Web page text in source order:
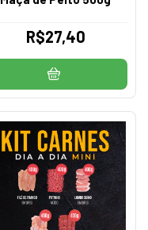
R$27,40